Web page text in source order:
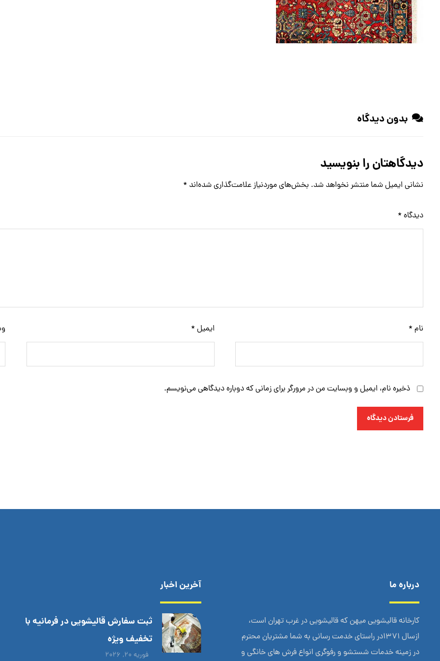
بدون دیدگاه
دیدگاهتان را بنویسید
نشانی ایمیل شما منتشر نخواهد شد. بخش‌های موردنیاز علامت‌گذاری شده‌اند *
دیدگاه *
نام * ایمیل *
ذخیره نام، ایمیل و وبسایت من در مرورگر برای زمانی که دوباره دیدگاهی می‌نویسم.
فرستادن دیدگاه
درباره ما
کارخانه قالیشویی میهن که قالیشویی در غرب تهران است،
ازسال 1371در راستای خدمت رسانی به شما مشتریان محترم
در زمینه خدمات شستشو و رفوگری انواع فرش های خانگی و
آخرین اخبار
ثبت سفارش قالیشویی در فرمانیه با
تخفیف ویژه
فوریه ۲۰, ۲۰۲۶